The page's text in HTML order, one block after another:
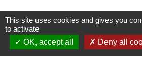
Contacts
Commune de Saint-Mesmes
This site uses cookies and gives you
to activate
OK, accept all
Deny all